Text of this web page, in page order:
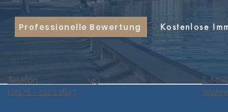
Professionelle Bewertung Kostenlose
Telefon +49
(0)176 - 2120 1647
E-